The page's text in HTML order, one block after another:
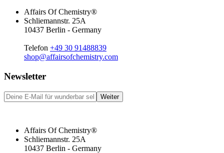
Affairs Of Chemistry®
Schliemannstr. 25A
10437 Berlin - Germany
Telefon +49 30 91488839
shop@affairsofchemistry.com
Newsletter
Weiter
Affairs Of Chemistry®
Schliemannstr. 25A
10437 Berlin - Germany